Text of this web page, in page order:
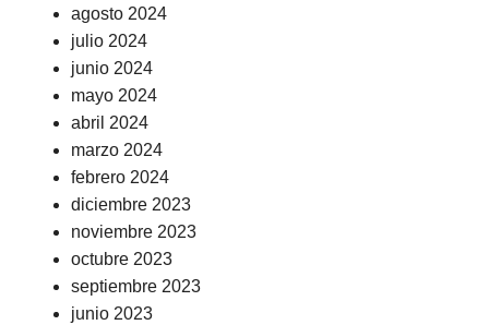
agosto 2024
julio 2024
junio 2024
mayo 2024
abril 2024
marzo 2024
febrero 2024
diciembre 2023
noviembre 2023
octubre 2023
septiembre 2023
junio 2023